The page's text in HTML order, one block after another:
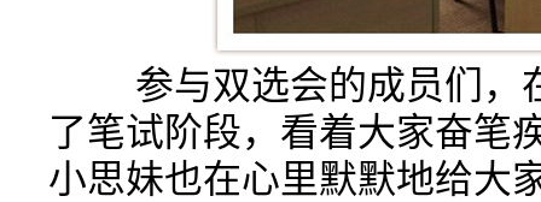
参与双选会的成员们，
了笔试阶段，看着大家奋笔
小思妹也在心里默默地给大